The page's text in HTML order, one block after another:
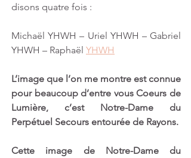
disons quatre fois :
Michaël YHWH – Uriel YHWH – Gabriel
YHWH – Raphaël YHWH
L’image que l’on me montre est connue
pour beaucoup d’entre vous Coeurs de
Lumière, c’est Notre-Dame du
Perpétuel Secours entourée de Rayons.
Cette image de Notre-Dame du